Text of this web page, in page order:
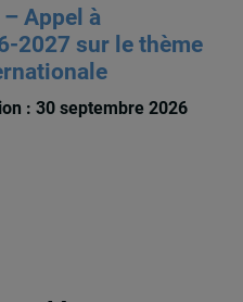
– Appel à
2027 sur le thème
: 30 septembre 2026